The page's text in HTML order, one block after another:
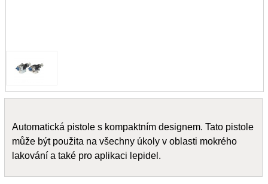
Automatická pistole s kompaktním designem. Tato pistole
může být použita na všechny úkoly v oblasti mokrého
lakování a také pro aplikaci lepidel.